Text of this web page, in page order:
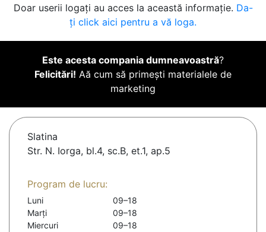
Doar userii logați au acces la această informație. Da-
ți click aici pentru a vă loga.
Este acesta compania dumneavoastră?
Felicitări! Aă cum să primești materialele de
marketing
Slatina
Str. N. Iorga, bl.4, sc.B, et.1, ap.5
Program de lucru:
Luni
09–18
Marți
09–18
Miercuri
09–18